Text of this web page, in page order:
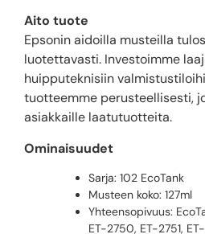
Aito tuote
Epsonin aidoilla musteilla
luotettavasti. Investoimme
huipputeknisiin
tuotteemme perusteellisesti,
asiakkaille laatutuotteita.
Ominaisuudet
Sarja: 102 EcoTank
Musteen koko: 127ml
Yhteensopivuus:
ET-2750, ET-2751,